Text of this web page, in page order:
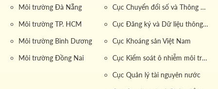
Môi trường Đà Nẵng
Môi trường TP. HCM
Môi trường Bình Dương
Môi trường Đồng Nai
Cục Chuyển đổi số và Thông tin dữ liệu tài nguyên môi trường
Cục Đăng ký và Dữ liệu thông tin đất đai
Cục Khoáng sản Việt Nam
Cục Kiểm soát ô nhiễm môi trường
Cục Quản lý tài nguyên nước